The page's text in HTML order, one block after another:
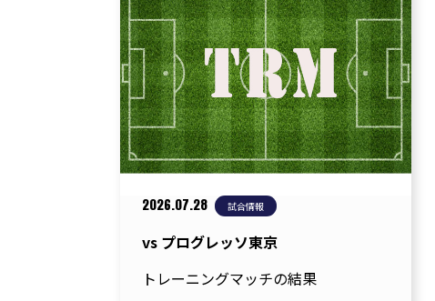
2026.07.28 試合情報
vs プログレッソ東京
トレーニングマッチの結果